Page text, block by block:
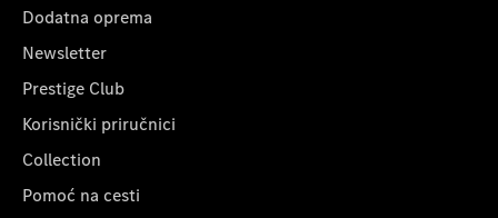
Dodatna oprema
Newsletter
Prestige Club
Korisnički priručnici
Collection
Pomoć na cesti